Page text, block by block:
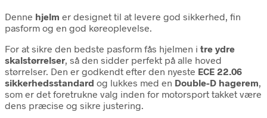
Denne hjelm er designet til at levere god sikkerhed, fin
pasform og en god køreoplevelse.
For at sikre den bedste pasform fås hjelmen i tre ydre
skalstørrelser , så den sidder perfekt på alle hoved
størrelser. Den er godkendt efter den nyeste ECE 22.06
sikkerhedsstandard og lukkes med en Double-D hagerem
som er det foretrukne valg inden for motorsport takket være
dens præcise og sikre justering.